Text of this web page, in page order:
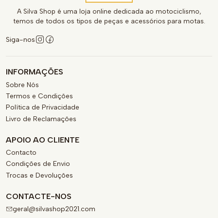
A Silva Shop é uma loja online dedicada ao motociclismo,
temos de todos os tipos de peças e acessórios para motas.
Siga-nos
INFORMAÇÕES
Sobre Nós
Termos e Condições
Política de Privacidade
Livro de Reclamações
APOIO AO CLIENTE
Contacto
Condições de Envio
Trocas e Devoluções
CONTACTE-NOS
geral@silvashop2021.com